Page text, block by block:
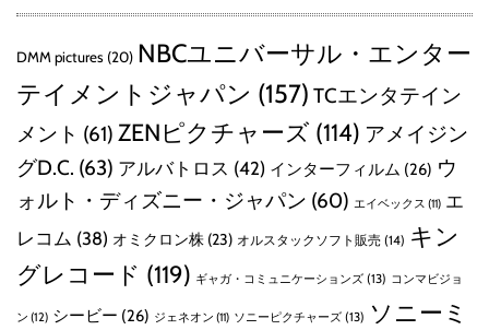
DMM pictures (20) NBCユニバーサル・エンター
テイメントジャパン (157) TCエンタテイン
メント (61) ZENピクチャーズ (114) アメイジン
グD.C. (63) アルバトロス (42) インターフィルム (26) ウ
ォルト・ディズニー・ジャパン (60) エイベックス (11) エ
レコム (38) オミクロン株 (23) オルスタックソフト販売 (14) キン
グレコード (119) ギャガ・コミュニケーションズ (13) コンマビジョ
ン (12) シービー (26) ジェネオン (11) ソニーピクチャーズ (13) ソニーミ